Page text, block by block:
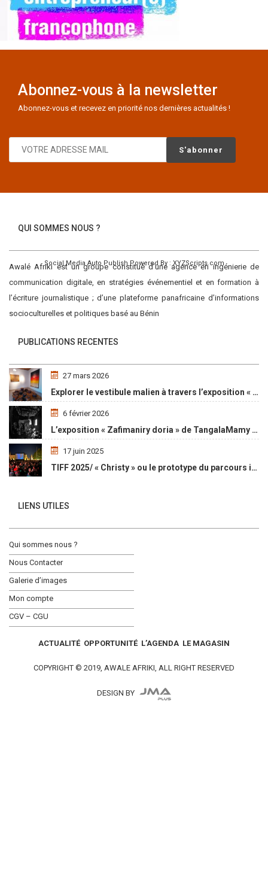
Abonnez-vous à la newsletter
Abonnez-vous et recevez en priorité nos dernières actualités !
QUI SOMMES NOUS ?
Awalé Afriki est un groupe constitué d’une agence en ingénierie de
communication digitale, en stratégies événementiel et en formation à
l’écriture journalistique ; d’une plateforme panafricaine d’informations
socioculturelles et politiques basé au Bénin
PUBLICATIONS RECENTES
27 mars 2026
Explorer le vestibule malien à travers l’exposition « Maaya Bulon »
6 février 2026
L’exposition « Zafimaniry doria » de TangalaMamy honore la mémoire d’un peuple malgache
17 juin 2025
TIFF 2025/ « Christy » ou le prototype du parcours initiatique
LIENS UTILES
Qui sommes nous ?
Nous Contacter
Galerie d’images
Mon compte
CGV – CGU
ACTUALITÉ OPPORTUNITÉ L’AGENDA LE MAGASIN
COPYRIGHT © 2019, AWALE AFRIKI, ALL RIGHT RESERVED
DESIGN BY
Social Media Auto Publish Powered By : XYZScripts.com